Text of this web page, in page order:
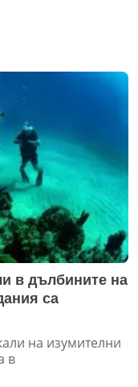
в дълбините на
са
на изумителни
в